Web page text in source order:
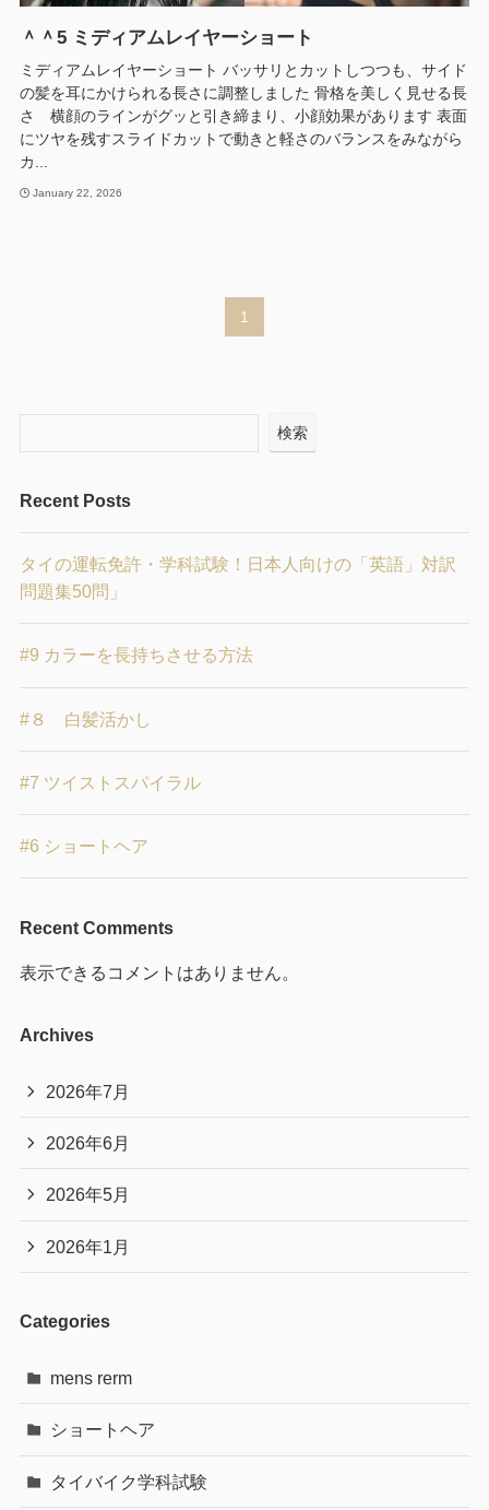
＾＾5 ミディアムレイヤーショート
ミディアムレイヤーショート バッサリとカットしつつも、サイド
の髪を耳にかけられる長さに調整しました 骨格を美しく見せる長
さ 横顔のラインがグッと引き締まり、小顔効果があります 表面
にツヤを残すスライドカットで動きと軽さのバランスをみながら
カ...
January 22, 2026
1
検索
Recent Posts
タイの運転免許・学科試験！日本人向けの「英語」対訳
問題集50問」
#9 カラーを長持ちさせる方法
#８ 白髪活かし
#7 ツイストスパイラル
#6 ショートヘア
Recent Comments
表示できるコメントはありません。
Archives
2026年7月
2026年6月
2026年5月
2026年1月
Categories
mens rerm
ショートヘア
タイバイク学科試験